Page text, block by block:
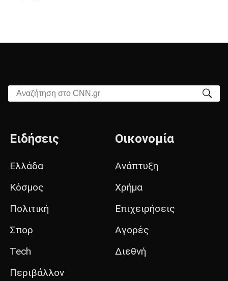
Αναζήτηση στο CNN.gr
Ειδήσεις
Ελλάδα
Κόσμος
Πολιτική
Σπορ
Tech
Περιβάλλον
Οικονομία
Ανάπτυξη
Χρήμα
Επιχειρήσεις
Αγορές
Διεθνή